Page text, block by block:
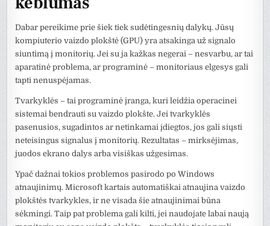
Dabar pereikime prie šiek tiek sudėtingesnių dalykų. Jūsų
kompiuterio vaizdo plokštė (GPU) yra atsakinga už signalo
siuntimą į monitorių. Jei su ja kažkas negerai – nesvarbu, ar tai
aparatinė problema, ar programinė – monitoriaus elgesys gali
tapti nenuspėjamas.
Tvarkyklės – tai programinė įranga, kuri leidžia operacinei
sistemai bendrauti su vaizdo plokšte. Jei tvarkyklės
pasenusios, sugadintos ar netinkamai įdiegtos, jos gali siųsti
neteisingus signalus į monitorių. Rezultatas – mirksėjimas,
juodos ekrano dalys arba visiškas užgesimas.
Ypač dažnai tokios problemos pasirodo po Windows
atnaujinimų. Microsoft kartais automatiškai atnaujina vaizdo
plokštės tvarkykles, ir ne visada šie atnaujinimai būna
sėkmingi. Taip pat problema gali kilti, jei naudojate labai naują